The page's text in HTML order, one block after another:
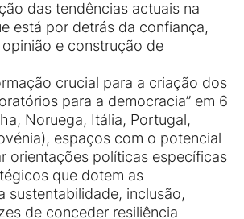
das tendências actuais na
está por detrás da confiança,
e construção de
crucial para a criação dos
para a democracia” em 6
Noruega, Itália, Portugal,
espaços com o potencial
orientações políticas específicas
que dotem as
sustentabilidade, inclusão,
de conceder resiliência